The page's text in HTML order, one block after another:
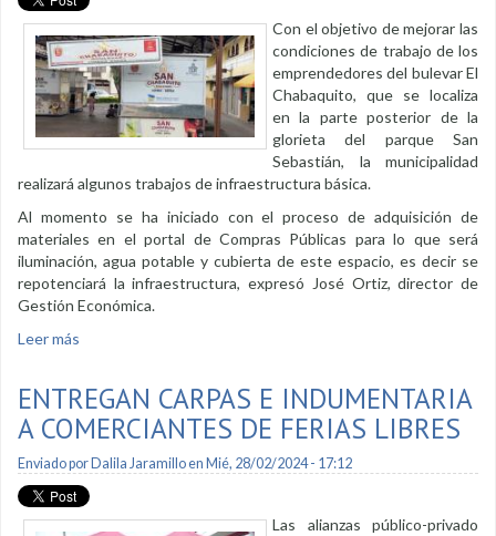
Con el objetivo de mejorar las
condiciones de trabajo de los
emprendedores del bulevar El
Chabaquito, que se localiza
en la parte posterior de la
glorieta del parque San
Sebastián, la municipalidad
realizará algunos trabajos de infraestructura básica.
Al momento se ha iniciado con el proceso de adquisición de
materiales en el portal de Compras Públicas para lo que será
iluminación, agua potable y cubierta de este espacio, es decir se
repotenciará la infraestructura, expresó José Ortiz, director de
Gestión Económica.
Leer más
ENTREGAN CARPAS E INDUMENTARIA
A COMERCIANTES DE FERIAS LIBRES
Enviado por Dalila Jaramilloen Mié, 28/02/2024 - 17:12
Las alianzas público-privado